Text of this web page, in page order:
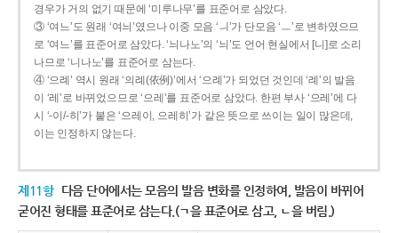
경우가 거의 없기 때문에 ‘미루나무’를 표준어로 삼았다.
③ ‘여느’도 원래 ‘여늬’였으나 이중 모음 ‘ㅢ’가 단모음 ‘ㅡ’로 변하였으므
로 ‘여느’를 표준어로 삼았다. ‘늬나노’의 ‘늬’도 언어 현실에서 [니]로 소리
나므로 ‘니나노’를 표준어로 삼는다.
④ ‘으례’ 역시 원래 ‘의례(依例)’에서 ‘으례’가 되었던 것인데 ‘례’의 발음
이 ‘레’로 바뀌었으므로 ‘으레’를 표준어로 삼았다. 한편 부사 ‘으레’에 다
시 ‘-이/-히’가 붙은 ‘으레이, 으레히’가 같은 뜻으로 쓰이는 일이 많은데,
이는 인정하지 않는다.
제11항 다음 단어에서는 모음의 발음 변화를 인정하여, 발음이 바뀌어
굳어진 형태를 표준어로 삼는다.(ㄱ을 표준어로 삼고, ㄴ을 버림.)